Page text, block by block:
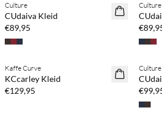
NEUHEITEN
Culture
CUdaiva Kleid
€89,95
Culture
NEUHEITEN
Kaufe mind. 2 & spare 20 %
Kaffe Curve
KCcarley Kleid
€129,95
Culture